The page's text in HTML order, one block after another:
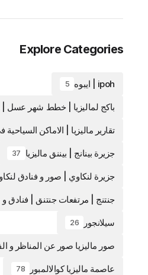
Explore Categories
ipoh | ايبوه 5
باكج لماليزيا | خطط شهر عسل
تقارير ماليزيا | الاماكن السياحية
جزيرة بينانج | بيننق ماليزيا 37
جزيرة لنكاوي | صور و فنادق
جنتنج | مرتفعات جنتنق | فنادق
سيلانجور 26
صور ماليزيا صور عن المناظر و
عاصمة ماليزيا كوالالمبور 78